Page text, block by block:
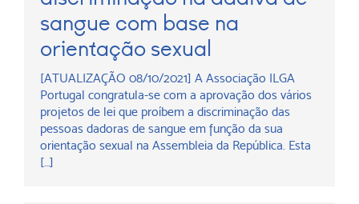
sangue com base na
orientação sexual
[ATUALIZAÇÃO 08/10/2021] A Associação ILGA
Portugal congratula-se com a aprovação dos vários
projetos de lei que proíbem a discriminação das
pessoas dadoras de sangue em função da sua
orientação sexual na Assembleia da República. Esta
[…]